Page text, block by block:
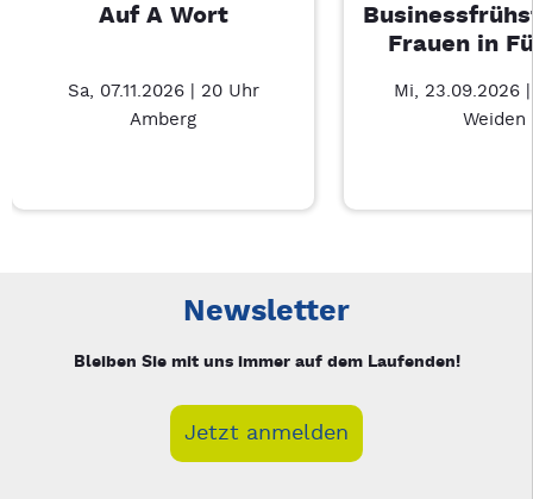
Auf A Wort
Sa, 07.11.2026 | 20 Uhr
Amberg
Frauen in
Mi, 23.09.2026
Weiden
Newsletter
Bleiben Sie mit uns immer auf dem Laufenden!
Jetzt anmelden